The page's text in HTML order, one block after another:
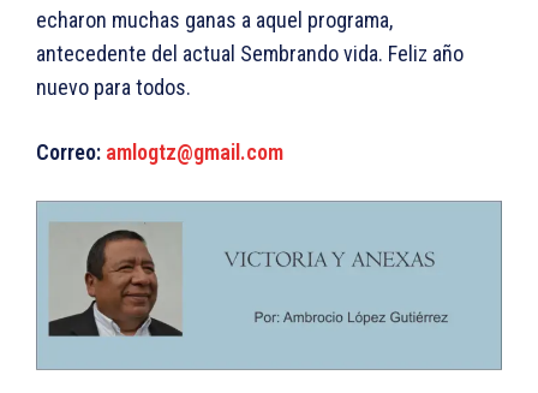
echaron muchas ganas a aquel programa,
antecedente del actual Sembrando vida. Feliz año
nuevo para todos.
Correo: amlogtz@gmail.com